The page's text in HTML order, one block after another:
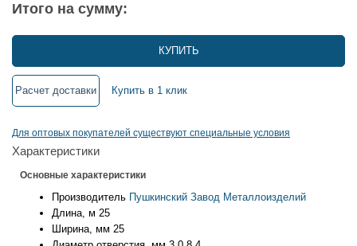
Итого на сумму:
КУПИТЬ
Расчет доставки Купить в 1 клик
Для оптовых покупателей существуют специальные условия
Характеристики
Основные характеристики
Производитель Пушкинский Завод Металлоизделий
Длина, м 25
Ширина, мм 25